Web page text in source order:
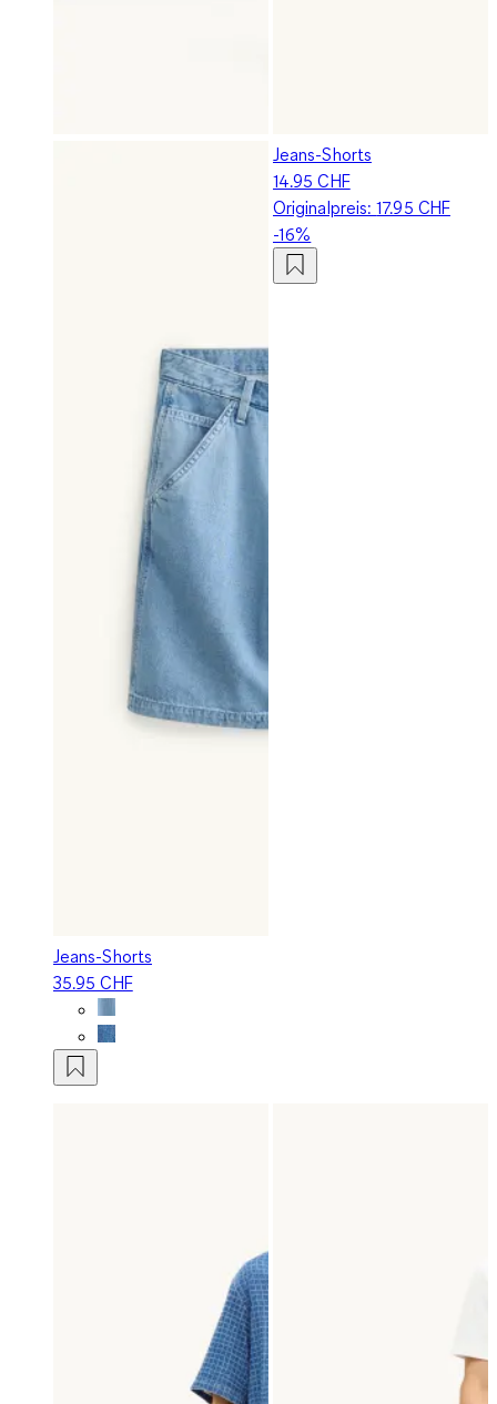
Jeans-Shorts
35.95 CHF
Jeans-Shorts
14.95 CHF
Originalpreis:17.95 CHF
-16%